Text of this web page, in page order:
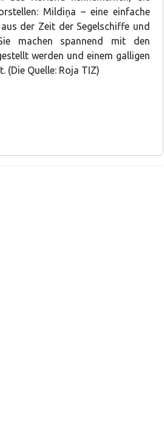
Mildiņa – eine einfache
der Zeit der Segelschiffe und
machen spannend mit den
werden und einem galligen
(Die Quelle: Roja TIZ)